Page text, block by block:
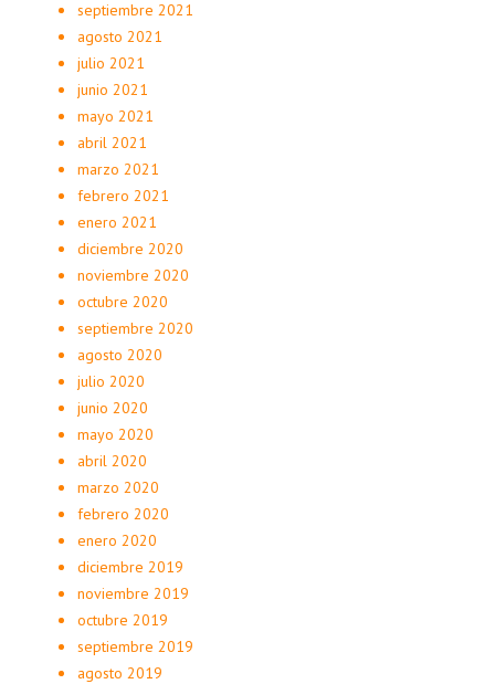
septiembre 2021
agosto 2021
julio 2021
junio 2021
mayo 2021
abril 2021
marzo 2021
febrero 2021
enero 2021
diciembre 2020
noviembre 2020
octubre 2020
septiembre 2020
agosto 2020
julio 2020
junio 2020
mayo 2020
abril 2020
marzo 2020
febrero 2020
enero 2020
diciembre 2019
noviembre 2019
octubre 2019
septiembre 2019
agosto 2019